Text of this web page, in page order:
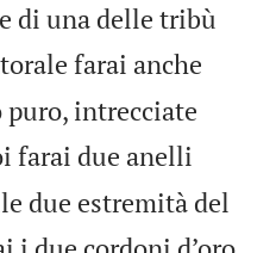
di una delle tribù
farai anche
puro, intrecciate
farai due anelli
due estremità del